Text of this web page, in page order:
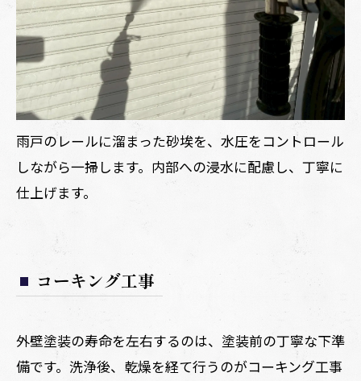
雨戸のレールに溜まった砂埃を、水圧をコントロール
しながら一掃します。内部への浸水に配慮し、丁寧に
仕上げます。
コーキング工事
外壁塗装の寿命を左右するのは、塗装前の丁寧な下準
備です。洗浄後、乾燥を経て行うのがコーキング工事